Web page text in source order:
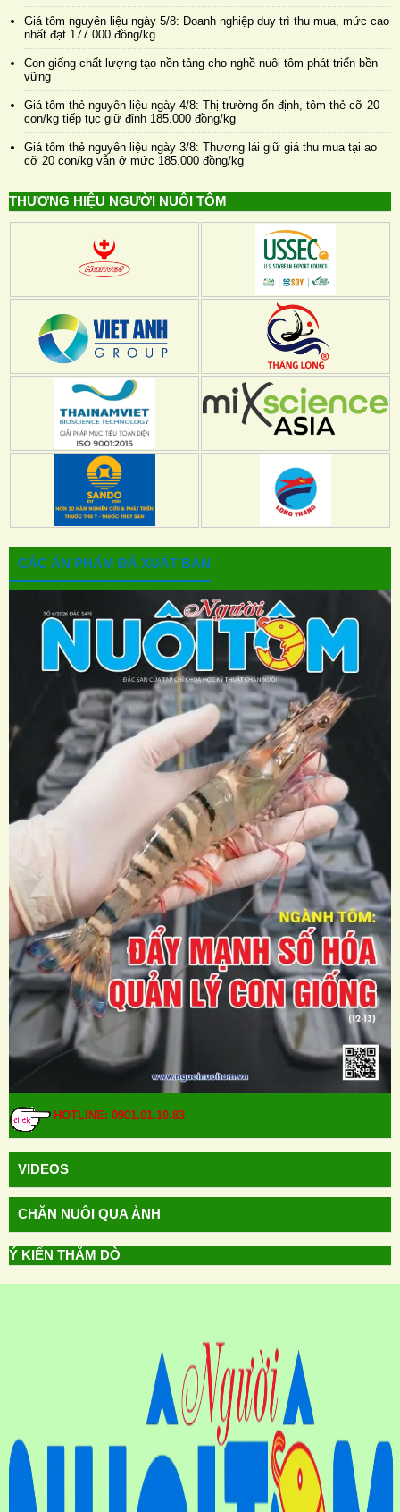
Giá tôm nguyên liệu ngày 5/8: Doanh nghiệp duy trì thu mua, mức cao
nhất đạt 177.000 đồng/kg
Con giống chất lượng tạo nền tảng cho nghề nuôi tôm phát triển bền
vững
Giá tôm thẻ nguyên liệu ngày 4/8: Thị trường ổn định, tôm thẻ cỡ 20
con/kg tiếp tục giữ đỉnh 185.000 đồng/kg
Giá tôm thẻ nguyên liệu ngày 3/8: Thương lái giữ giá thu mua tại ao
cỡ 20 con/kg vẫn ở mức 185.000 đồng/kg
THƯƠNG HIỆU NGƯỜI NUÔI TÔM
CÁC ẤN PHẨM ĐÃ XUẤT BẢN
HOTLINE: 0901.01.10.83
VIDEOS
CHĂN NUÔI QUA ẢNH
Ý KIẾN THĂM DÒ